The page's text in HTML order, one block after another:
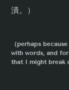
潰。）
（perhaps
with words, and
that I might break